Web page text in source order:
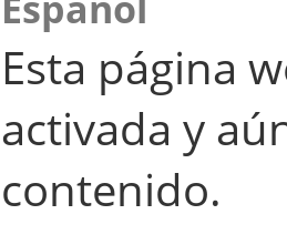
Esta página
activada y
contenido.